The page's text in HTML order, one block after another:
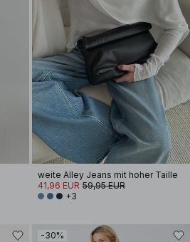
weite Alley Jeans mit hoher Taille
41,96 EUR 59,95 EUR
+3
-30%